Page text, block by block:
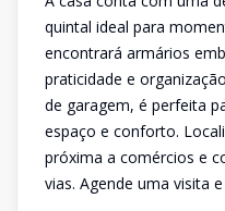
quintal ideal para
encontrará armários
praticidade e
de garagem, é perfeita
espaço e conforto.
próxima a comércios e
vias. Agende uma visita